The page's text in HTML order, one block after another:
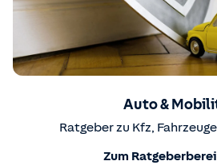
Auto &
Ratgeber zu Kfz,
Zum